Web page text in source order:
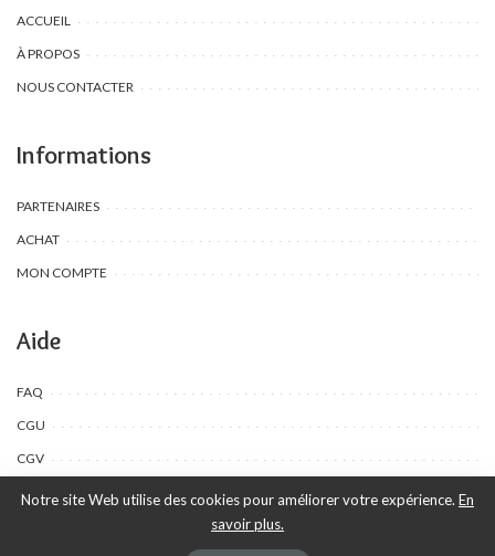
ACCUEIL
À PROPOS
NOUS CONTACTER
Informations
PARTENAIRES
ACHAT
MON COMPTE
Aide
FAQ
CGU
CGV
©Toombow Kids, 2022 - 2024 - Tous droits réservés | Créé par Ewing
Notre site Web utilise des cookies pour améliorer votre expérience. En
savoir plus.